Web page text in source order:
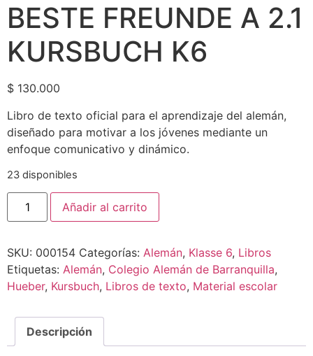
BESTE FREUNDE A 2.1
KURSBUCH K6
$ 130.000
Libro de texto oficial para el aprendizaje del alemán,
diseñado para motivar a los jóvenes mediante un
enfoque comunicativo y dinámico.
23 disponibles
Añadir al carrito
SKU: 000154 Categorías: Alemán, Klasse 6, Libros
Etiquetas: Alemán, Colegio Alemán de Barranquilla,
Hueber, Kursbuch, Libros de texto, Material escolar
Descripción